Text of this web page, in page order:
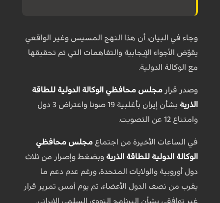
وجاء في البيان، أن هذا النهج المسيس وغير الواقعي
يقوّض الأجواء الإيجابية والتفاهمات التي تم تحقيقها
مع الوكالة الدولية.
وصدر قرار مجلس محافظي الوكالة الدولية للطاقة
الذرية
بشأن إيران بأغلبية 19 صوتا واعتراض 3 دول
وامتناع 12 عن التصويت.
في الساعات الأخيرة من اجتماع مجلس محافظي
الوكالة الدولية للطاقة الذرية وبضغط وإصرار من ثلاث
دول أوروبية والولايات المتحدة، ورغم عدم دعم ما
يقرب من نصف الدول الأعضاء، تم يوم أمس تمرير قرار
غير توافقي بشأن البرنامج النووي السلمي الإيراني.